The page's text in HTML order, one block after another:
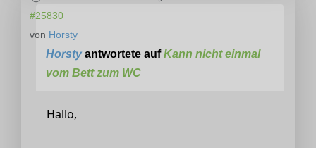
#25830
von Horsty
Horstyantwortete aufKann nicht einmal
vom Bett zum WC
Hallo,